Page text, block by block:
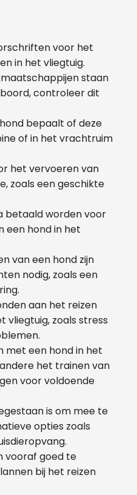
voor het
in het vliegtuig.
staan
controleer dit
bepaalt of deze
of in het vrachtruim
het vervoeren van
zoals een geschikte
betaald worden voor
een hond in het
van een hond zijn
nodig, zoals een
aan het reizen
vliegtuig, zoals stress
met een hond in het
het trainen van
voor voldoende
is om mee te
opties zoals
vooraf goed te
bij het reizen